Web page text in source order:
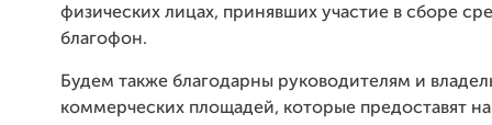
физических лицах, принявших участие в сборе
благофон.
Будем также благодарны руководителям и
коммерческих площадей, которые предоставят